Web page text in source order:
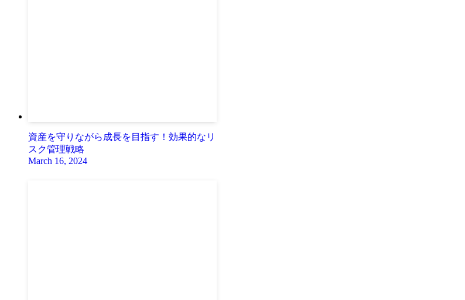
資産を守りながら成長を目指す！効果的なリ
スク管理戦略
March 16, 2024